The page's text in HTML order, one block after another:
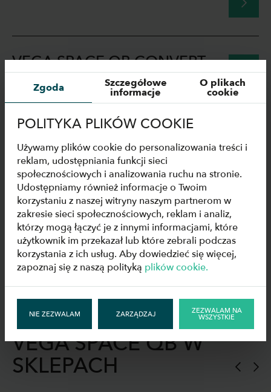
VEGA SPACE QB CONVERT
VEGA SPACE QB STORAGE
VEGA SPACE QB HOT BM
LADY WITRYNOWE
VEGA SPACE QB W
SKLEPACH
Zgoda Szczegółowe
informacje
O plikach
cookie
POLITYKA PLIKÓW COOKIE
Używamy plików cookie do personalizowania treści i
reklam, udostępniania funkcji sieci
społecznościowych i analizowania ruchu na stronie.
Udostępniamy również informacje o Twoim
korzystaniu z naszej witryny naszym partnerom w
zakresie sieci społecznościowych, reklam i analiz,
którzy mogą łączyć je z innymi informacjami, które
użytkownik im przekazał lub które zebrali podczas
korzystania z ich usług. Aby dowiedzieć się więcej,
zapoznaj się z naszą polityką plików cookie.
NIE ZEZWALAM ZARZĄDZAJ ZEZWALAM NA
WSZYSTKIE